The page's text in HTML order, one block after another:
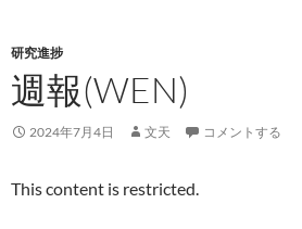
研究進捗
週報(WEN)
2024年7月4日 文天 コメントする
This content is restricted.